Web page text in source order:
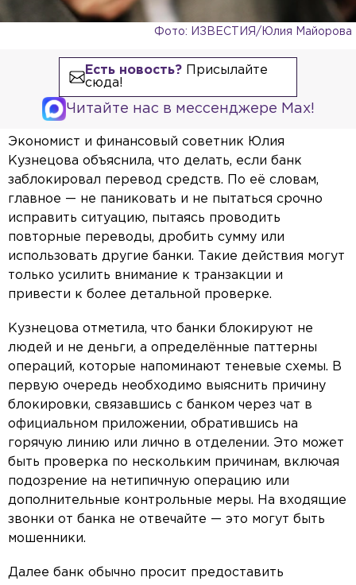
Фото: ИЗВЕСТИЯ/Юлия Майорова
Есть новость?Присылайте
сюда!
Читайте нас в мессенджере Max!
Экономист и финансовый советник Юлия
Кузнецова объяснила, что делать, если банк
заблокировал перевод средств. По её словам,
главное — не паниковать и не пытаться срочно
исправить ситуацию, пытаясь проводить
повторные переводы, дробить сумму или
использовать другие банки. Такие действия могут
только усилить внимание к транзакции и
привести к более детальной проверке.
Кузнецова отметила, что банки блокируют не
людей и не деньги, а определённые паттерны
операций, которые напоминают теневые схемы. В
первую очередь необходимо выяснить причину
блокировки, связавшись с банком через чат в
официальном приложении, обратившись на
горячую линию или лично в отделении. Это может
быть проверка по нескольким причинам, включая
подозрение на нетипичную операцию или
дополнительные контрольные меры. На входящие
звонки от банка не отвечайте — это могут быть
мошенники.
Далее банк обычно просит предоставить